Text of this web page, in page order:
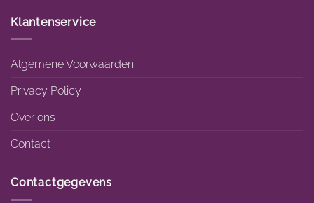
Klantenservice
Algemene Voorwaarden
Privacy Policy
Over ons
Contact
Contactgegevens